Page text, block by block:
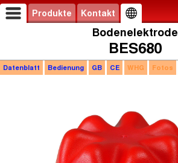
Produkte Kontakt
Bodenelektrode
BES680
Datenblatt Bedienung GB CE WHG Fotos